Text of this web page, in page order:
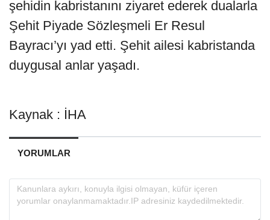
şehidin kabristanını ziyaret ederek dualarla
Şehit Piyade Sözleşmeli Er Resul
Bayracı’yı yad etti. Şehit ailesi kabristanda
duygusal anlar yaşadı.
Kaynak : İHA
YORUMLAR